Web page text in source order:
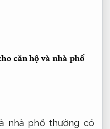
căn hộ và nhà phố
nhà phố thường có